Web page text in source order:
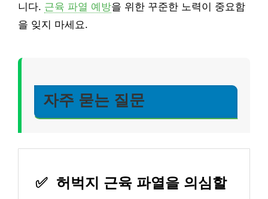
니다. 근육 파열 예방을 위한 꾸준한 노력이 중요함
을 잊지 마세요.
자주 묻는 질문
✅ 허벅지 근육 파열을 의심할